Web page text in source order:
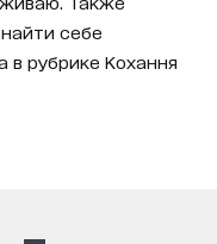
себе
в рубрике Кохання